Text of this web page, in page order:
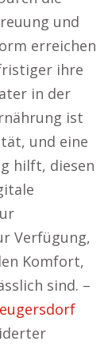
und
erreichen
ihre
in der
ist
und eine
hilft, diesen
Verfügung,
Komfort,
sind. –